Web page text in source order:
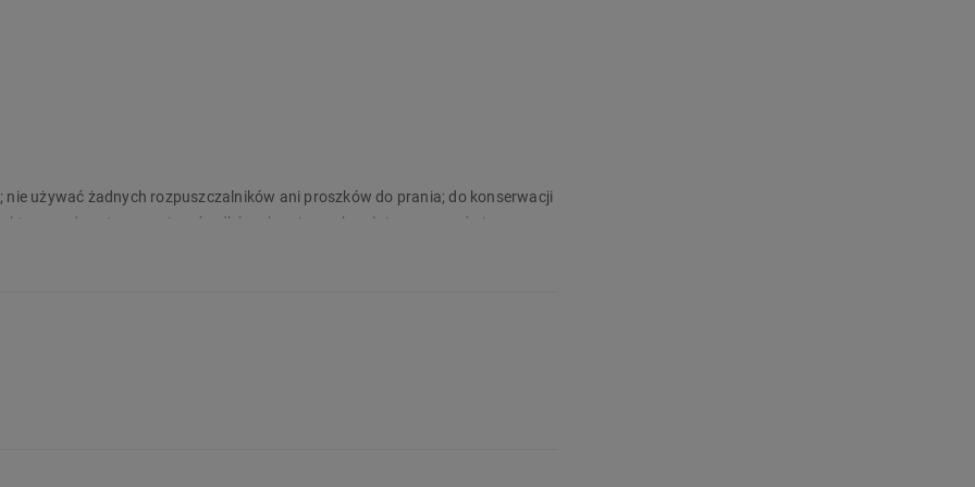
używać żadnych rozpuszczalników ani proszków do prania; do konserwacji
przed zastosowaniem środków chemicznych należy zapoznać się z
zawierających alkohol, naftę, amoniak lub inne składniki żrące; nie